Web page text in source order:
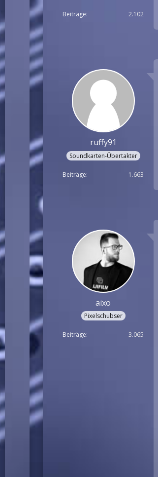
Beiträge 2.102
ruffy91
Soundkarten-Übertakter
Beiträge 1.663
aixo
Pixelschubser
Beiträge 3.065